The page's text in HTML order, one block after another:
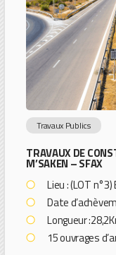
Travaux Publics
TRAVAUX DE
M’SAKEN – SFAX
Lieu : (LOT n°3)
Date
Longueur
15 ouvrages